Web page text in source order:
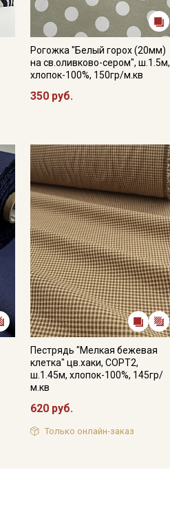
Рогожка "Белый горох (20мм)
на св.оливково-сером", ш.1.5м,
хлопок-100%, 150гр/м.кв
350 руб.
Пестрядь "Мелкая бежевая
клетка" цв.хаки, СОРТ2,
ш.1.45м, хлопок-100%, 145гр/
м.кв
620 руб.
Только онлайн-заказ